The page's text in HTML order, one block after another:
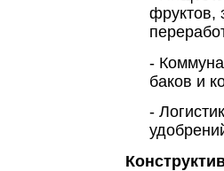
фруктов,
-
баков и
-